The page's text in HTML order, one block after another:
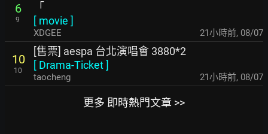
6
9
「
[ movie ]
XDGEE 21小時前, 08/07
10
10
[售票] aespa 台北演唱會 3880*2
[ Drama-Ticket]
taocheng 21小時前, 08/07
更多 即時熱門文章 >>